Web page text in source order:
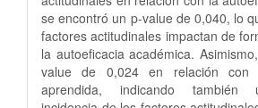
se encontró un p-value de 0,040, lo
factores actitudinales impactan de
la autoeficacia académica.
value de 0,024 en relación con
aprendida, indicando también